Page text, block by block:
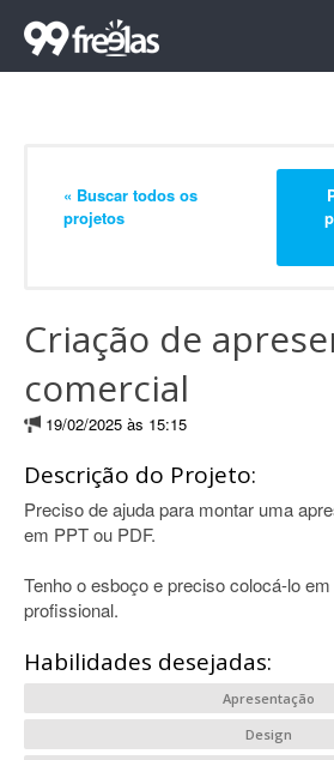
« Buscar todos os
projetos
Criação de
comercial
19/02/2025 às 15:15
Descrição do Projeto:
Preciso de ajuda para montar uma
em PPT ou PDF.
Tenho o esboço e preciso colocá-lo
profissional.
Habilidades desejadas:
Apresentação
Design